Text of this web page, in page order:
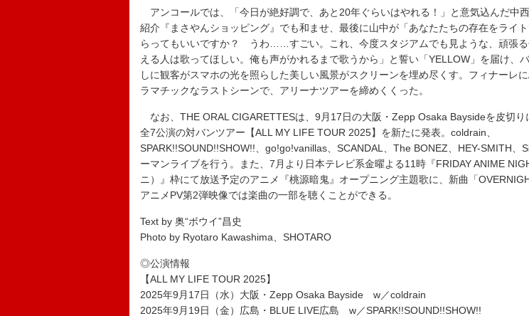
アンコールでは、「今日が絶好調で、あと20年ぐらいはやれる！」と意気込んだ中
紹介『まさやんショッピング』でも和ませ、最後に山中が「あなたたちの存在をライ
らってもいいですか？ うわ……すごい。これ、今度スタジアムでも見ような、頑張る
える人は歌ってほしい。俺も声がかれるまで歌うから」と誓い「YELLOW」を届け、
しに観客がスマホの光を照らした美しい風景がスクリーンを埋め尽くす。フィナーレ
ラマチックなラストシーンで、アリーナツアーを締めくくった。
なお、THE ORAL CIGARETTESは、9月17日の大阪・Zepp Osaka Baysideを皮切り
全7公演の対バンツアー【ALL MY LIFE TOUR 2025】を新たに発表。coldrain、
SPARK!!SOUND!!SHOW!!、go!go!vanillas、SCANDAL、The BONEZ、HEY-SMITH、
ーマンライブを行う。また、7月より日本テレビ系金曜よる11時『FRIDAY ANIME
ニ）』枠にて放送予定のアニメ『桃源暗鬼』オープニング主題歌に、新曲「
アニメPV第2弾映像では楽曲の一部を聴くことができる。
Text by 奥“ボウイ”昌史
Photo by Ryotaro Kawashima、SHOTARO
◎公演情報
【ALL MY LIFE TOUR 2025】
2025年9月17日（水）大阪・Zepp Osaka Bayside w／coldrain
2025年9月19日（金）広島・BLUE LIVE広島 w／SPARK!!SOUND!!SHOW!!